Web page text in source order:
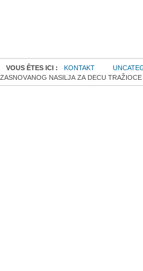
VOUS ÊTES ICI : KONTAKT
ZАSNОVАNОG NАSILЈА ZА DЕCU TRAŽIOCE